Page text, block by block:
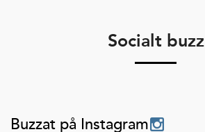
Socialt buzz
Buzzat på Instagram